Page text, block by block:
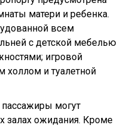
матери и ребенка.
всем
с детской мебелью
игровой
холлом и туалетной
могут
залах ожидания. Кроме